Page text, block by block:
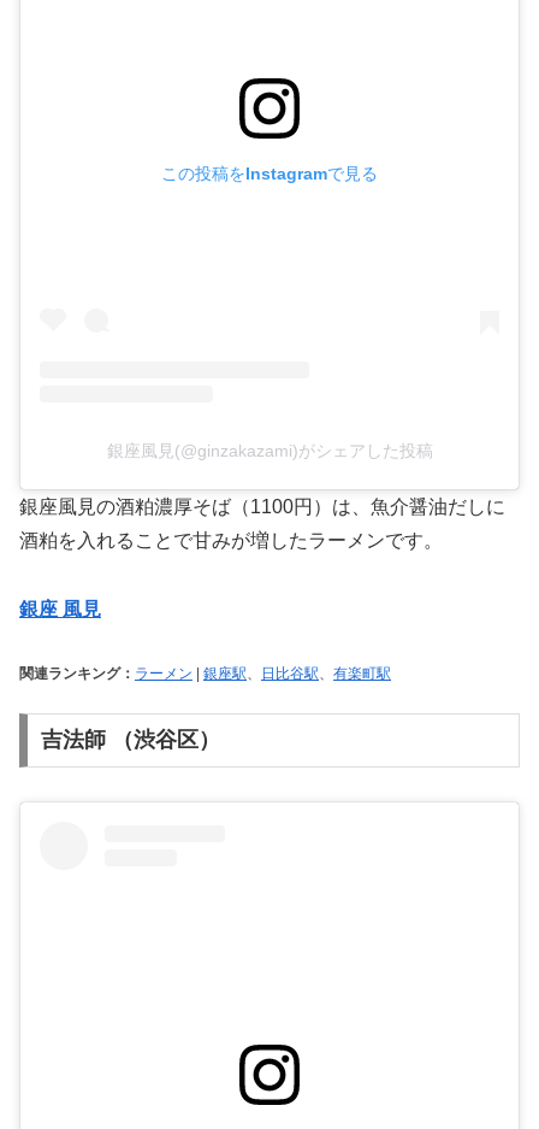
この投稿をInstagramで見る
銀座風見(@ginzakazami)がシェアした投稿
銀座風見の酒粕濃厚そば（1100円）は、魚介醤油だしに
酒粕を入れることで甘みが増したラーメンです。
銀座 風見
関連ランキング： ラーメン 銀座駅、 日比谷駅、 有楽町駅
吉法師 （渋谷区）